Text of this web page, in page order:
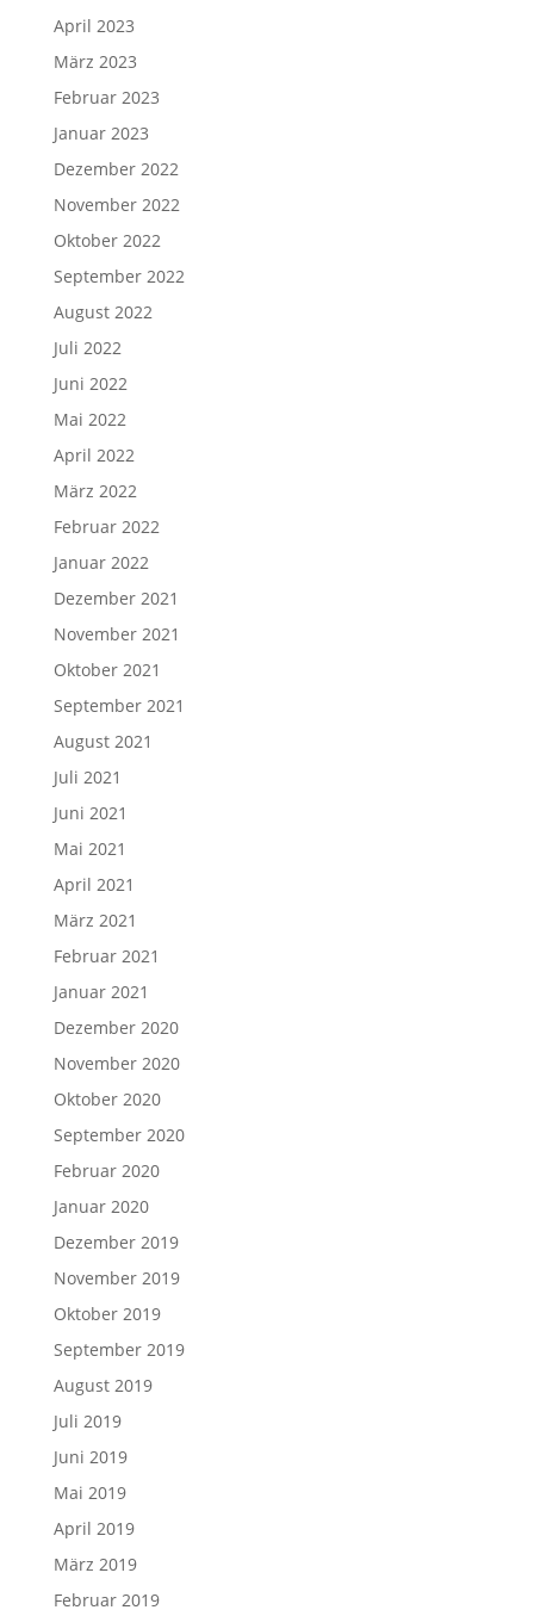
April 2023
März 2023
Februar 2023
Januar 2023
Dezember 2022
November 2022
Oktober 2022
September 2022
August 2022
Juli 2022
Juni 2022
Mai 2022
April 2022
März 2022
Februar 2022
Januar 2022
Dezember 2021
November 2021
Oktober 2021
September 2021
August 2021
Juli 2021
Juni 2021
Mai 2021
April 2021
März 2021
Februar 2021
Januar 2021
Dezember 2020
November 2020
Oktober 2020
September 2020
Februar 2020
Januar 2020
Dezember 2019
November 2019
Oktober 2019
September 2019
August 2019
Juli 2019
Juni 2019
Mai 2019
April 2019
März 2019
Februar 2019